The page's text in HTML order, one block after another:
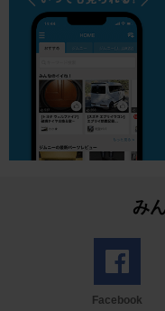
み
Facebook